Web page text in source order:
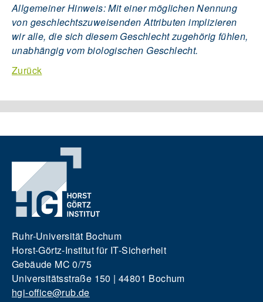
Allgemeiner Hinweis: Mit einer möglichen Nennung
von geschlechtszuweisenden Attributen implizieren
wir alle, die sich diesem Geschlecht zugehörig fühlen,
unabhängig vom biologischen Geschlecht.
Zurück
Ruhr-Universität Bochum
Horst-Görtz-Institut für IT-Sicherheit
Gebäude MC 0/75
Universitätsstraße 150 | 44801 Bochum
hgi-office@rub.de